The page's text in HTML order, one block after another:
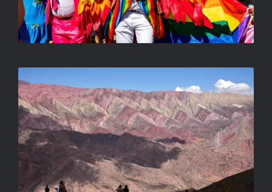
AZ ANDOK SZÍNEI
SZABADOS LÁSZLÓ